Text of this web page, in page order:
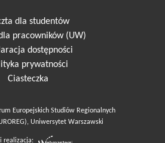
dla studentów
pracowników (UW)
dostępności
prywatności
Ciasteczka
Europejskich Studiów Regionalnych
Uniwersytet Warszawski
realizacja: